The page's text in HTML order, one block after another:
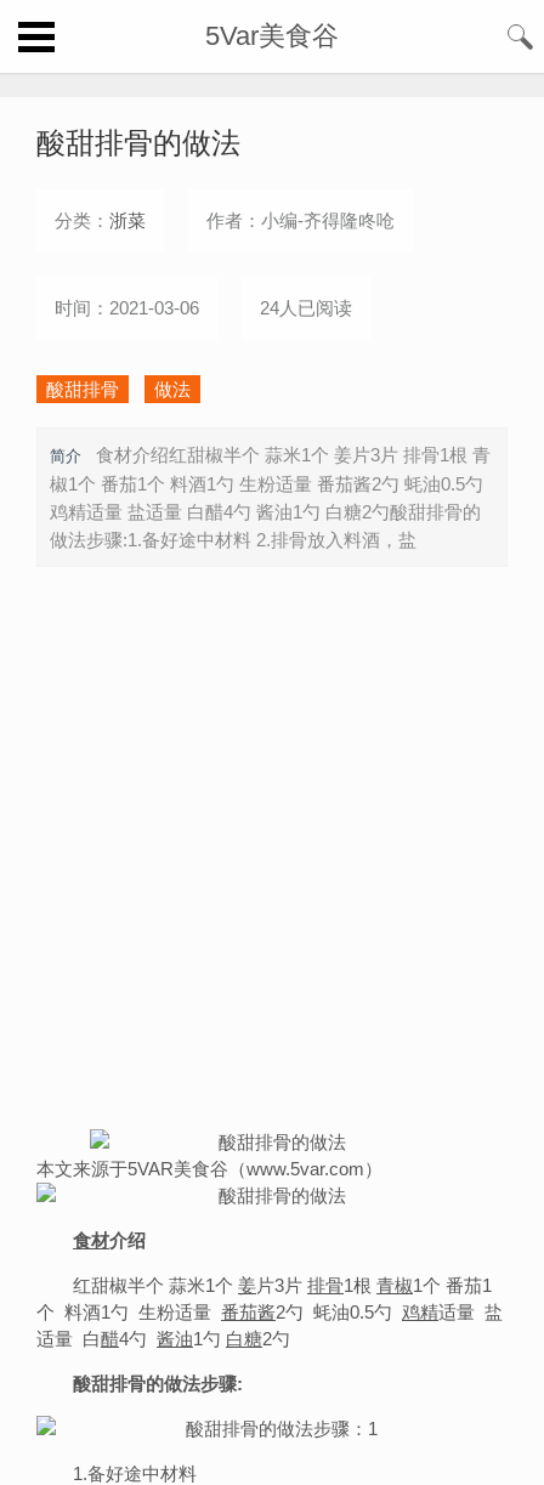
5Var美食谷
酸甜排骨的做法
分类： 浙菜 作者：小编-齐得隆咚呛
时间：2021-03-06 24人已阅读
酸甜排骨 做法
简介
食材介绍红甜椒半个 蒜米1个 姜片3片 排骨1根 青
椒1个 番茄1个 料酒1勺 生粉适量 番茄酱2勺 蚝油0.5勺
鸡精适量 盐适量 白醋4勺 酱油1勺 白糖2勺酸甜排骨的
做法步骤:1.备好途中材料 2.排骨放入料酒，盐
本文来源于5VAR美食谷（www.5var.com）
食材介绍
红甜椒半个 蒜米1个 姜片3片 排骨1根 青椒1个 番茄1
个 料酒1勺 生粉适量 番茄酱2勺 蚝油0.5勺 鸡精适量 盐
适量 白醋4勺 酱油1勺 白糖2勺
酸甜排骨的做法步骤:
1.备好途中材料